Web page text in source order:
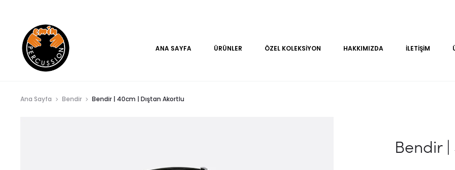
ANA SAYFA ÜRÜNLER ÖZEL KOLEKSIYON HAKKIMIZDA İLETIŞIM
Ana Sayfa Bendir Bendir | 40cm | Dıştan Akortlu
Bendir